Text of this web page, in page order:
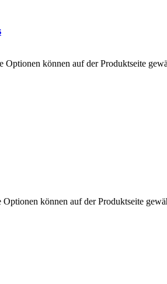
Optionen können auf der Produktseite
können auf der Produktseite